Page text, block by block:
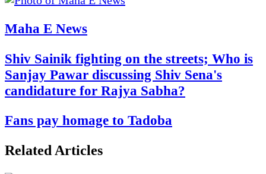
Maha E News
Shiv Sainik fighting on the streets; Who is
Sanjay Pawar discussing Shiv Sena's
candidature for Rajya Sabha?
Fans pay homage to Tadoba
Related Articles